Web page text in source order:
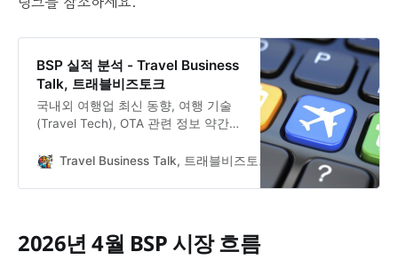
BSP 실적 분석 - Travel Business
Talk, 트래블비즈토크
국내외 여행업 최신 동향, 여행 기술
(Travel Tech), OTA 관련 정보 약간의
를 다룹니다.
Travel Business Talk, 트래블비즈토크 엄지척
2026년 4월 BSP 시장 흐름